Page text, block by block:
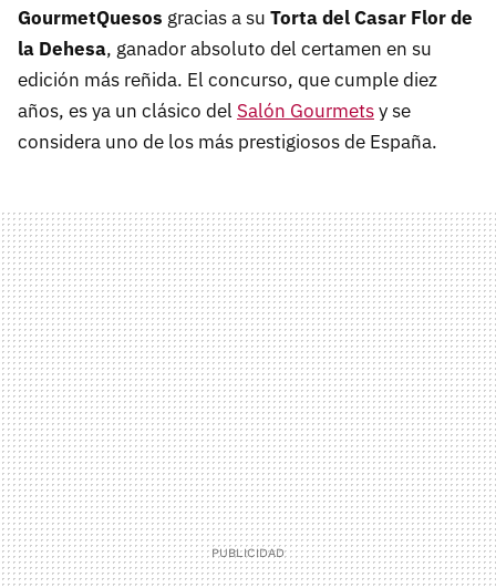
GourmetQuesos gracias a su Torta del Casar Flor de
la Dehesa, ganador absoluto del certamen en su
edición más reñida. El concurso, que cumple diez
años, es ya un clásico del Salón Gourmetsy se
considera uno de los más prestigiosos de España.